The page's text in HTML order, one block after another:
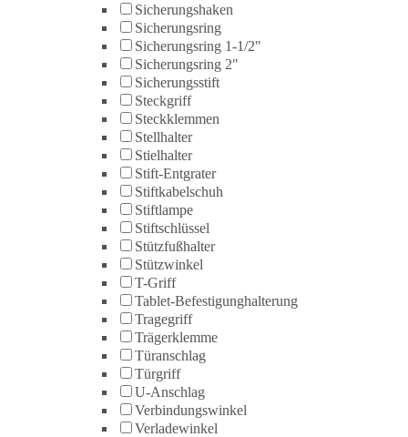
Sicherungshaken
Sicherungsring
Sicherungsring 1-1/2"
Sicherungsring 2"
Sicherungsstift
Steckgriff
Steckklemmen
Stellhalter
Stielhalter
Stift-Entgrater
Stiftkabelschuh
Stiftlampe
Stiftschlüssel
Stützfußhalter
Stützwinkel
T-Griff
Tablet-Befestigunghalterung
Tragegriff
Trägerklemme
Türanschlag
Türgriff
U-Anschlag
Verbindungswinkel
Verladewinkel